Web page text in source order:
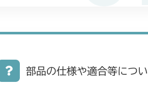
部品の仕様や適合等につ